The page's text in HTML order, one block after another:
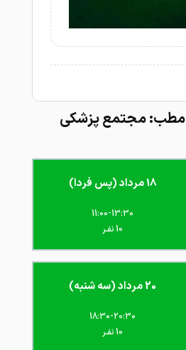
مطب: مجتمع پزشکی
18 مرداد (پس فردا)
11:00-13:30
10 نفـر
20 مرداد (سه شنبه)
18:30-20:30
10 نفـر